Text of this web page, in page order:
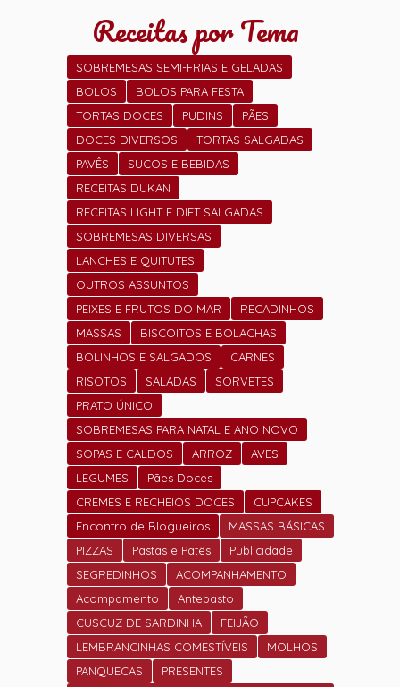
Receitas por Tema
SOBREMESAS SEMI-FRIAS E GELADAS
BOLOS
BOLOS PARA FESTA
TORTAS DOCES
PUDINS
PÃES
DOCES DIVERSOS
TORTAS SALGADAS
PAVÊS
SUCOS E BEBIDAS
RECEITAS DUKAN
RECEITAS LIGHT E DIET SALGADAS
SOBREMESAS DIVERSAS
LANCHES E QUITUTES
OUTROS ASSUNTOS
PEIXES E FRUTOS DO MAR
RECADINHOS
MASSAS
BISCOITOS E BOLACHAS
BOLINHOS E SALGADOS
CARNES
RISOTOS
SALADAS
SORVETES
PRATO ÚNICO
SOBREMESAS PARA NATAL E ANO NOVO
SOPAS E CALDOS
ARROZ
AVES
LEGUMES
Pães Doces
CREMES E RECHEIOS DOCES
CUPCAKES
Encontro de Blogueiros
MASSAS BÁSICAS
PIZZAS
Pastas e Patês
Publicidade
SEGREDINHOS
ACOMPANHAMENTO
Acompamento
Antepasto
CUSCUZ DE SARDINHA
FEIJÃO
LEMBRANCINHAS COMESTÍVEIS
MOLHOS
PANQUECAS
PRESENTES